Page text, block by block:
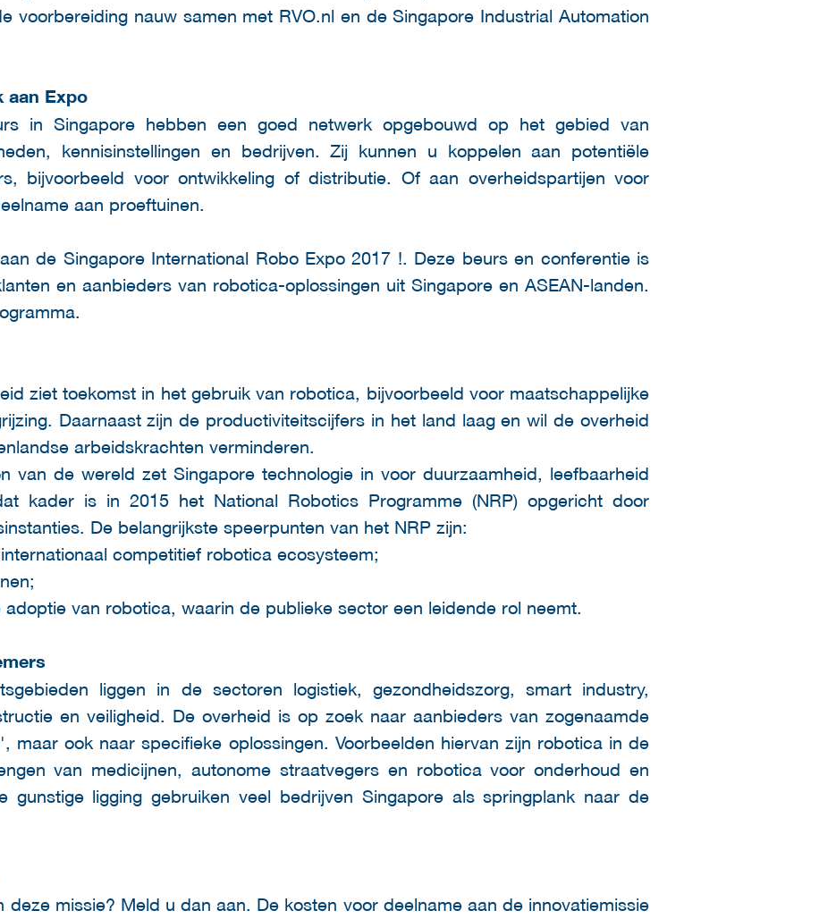
voorbereiding nauw samen met RVO.nl en de Singapore Industrial Automation
aan Expo
in Singapore hebben een goed netwerk opgebouwd op het gebied van
kennisinstellingen en bedrijven. Zij kunnen u koppelen aan potentiële
bijvoorbeeld voor ontwikkeling of distributie. Of aan overheidspartijen voor
aan proeftuinen.
de Singapore International Robo Expo 2017 !. Deze beurs en conferentie is
en aanbieders van robotica-oplossingen uit Singapore en ASEAN-landen.
ziet toekomst in het gebruik van robotica, bijvoorbeeld voor maatschappelijke
Daarnaast zijn de productiviteitscijfers in het land laag en wil de overheid
arbeidskrachten verminderen.
van de wereld zet Singapore technologie in voor duurzaamheid, leefbaarheid
kader is in 2015 het National Robotics Programme (NRP) opgericht door
De belangrijkste speerpunten van het NRP zijn:
competitief robotica ecosysteem;
adoptie van robotica, waarin de publieke sector een leidende rol neemt.
liggen in de sectoren logistiek, gezondheidszorg, smart industry,
en veiligheid. De overheid is op zoek naar aanbieders van zogenaamde
maar ook naar specifieke oplossingen. Voorbeelden hiervan zijn robotica in de
van medicijnen, autonome straatvegers en robotica voor onderhoud en
gunstige ligging gebruiken veel bedrijven Singapore als springplank naar de
deze missie? Meld u dan aan. De kosten voor deelname aan de innovatiemissie